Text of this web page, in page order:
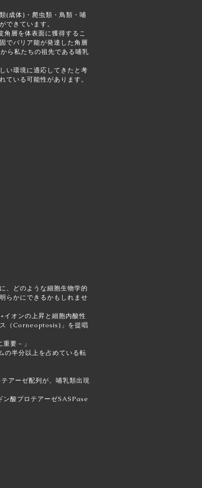
(成体)・爬虫類・鳥類・哺
できています。
層を体表面に獲得するこ
でバリア能が発達した角層
ら私たちの祖先である哺乳
い環境に適応してきたと考
いる可能性があります。
、どのような細胞生物学的
らかにできるかもしれませ
オンの上昇と細胞内酸性
ス（Corneoptosis)」を提唱
要－ 」
半分以上を占めている転
アーゼ配列が、哺乳類出現
ン酸プロテアーゼSASPase